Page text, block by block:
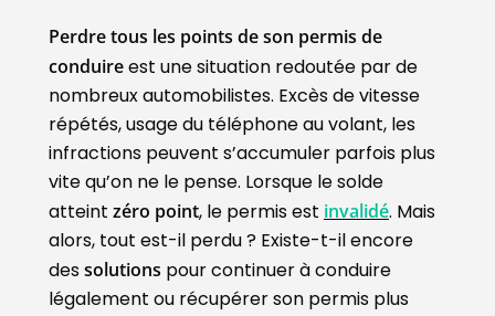
Perdre tous les points de son permis de
conduireest une situation redoutée par de
nombreux automobilistes. Excès de vitesse
répétés, usage du téléphone au volant, les
infractions peuvent s’accumuler parfois plus
vite qu’on ne le pense. Lorsque le solde
atteint zéro point, le permis est invalidé. Mais
alors, tout est-il perdu ? Existe-t-il encore
dessolutions pour continuer à conduire
légalement ou récupérer son permis plus